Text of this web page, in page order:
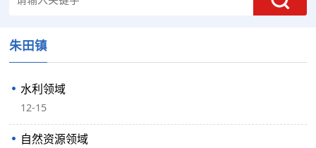
朱田镇
水利领域
12-15
自然资源领域